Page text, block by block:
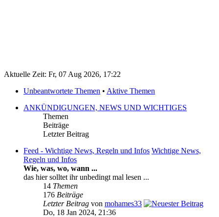
Aktuelle Zeit: Fr, 07 Aug 2026, 17:22
Unbeantwortete Themen • Aktive Themen
ANKÜNDIGUNGEN, NEWS UND WICHTIGES
Themen
Beiträge
Letzter Beitrag
Feed - Wichtige News, Regeln und Infos Wichtige News,
Regeln und Infos
Wie, was, wo, wann ...
das hier solltet ihr unbedingt mal lesen ...
14 Themen
176 Beiträge
Letzter Beitrag von mohames33
Do, 18 Jan 2024, 21:36